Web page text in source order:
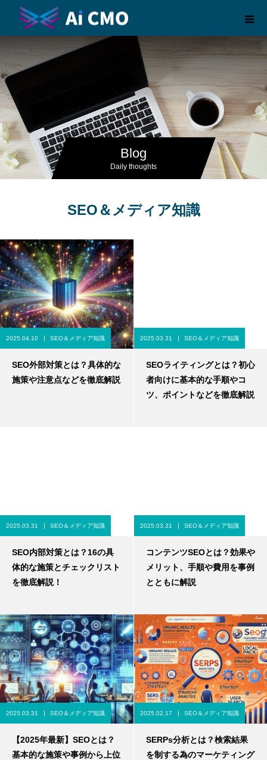
Blog
Daily thoughts
SEO＆メディア知識
2025.04.10 SEO＆メディア知識
SEO外部対策とは？具体的な
施策や注意点などを徹底解説
2025.03.31 SEO＆メディア知識
SEOライティングとは？初心
者向けに基本的な手順やコ
ツ、ポイントなどを徹底解説
2025.03.31 SEO＆メディア知識
SEO内部対策とは？16の具
体的な施策とチェックリスト
を徹底解説！
2025.03.31 SEO＆メディア知識
コンテンツSEOとは？効果や
メリット、手順や費用を事例
とともに解説
2025.03.31 SEO＆メディア知識
【2025年最新】SEOとは？
基本的な施策や事例から上位
2025.02.17 SEO＆メディア知識
SERPs分析とは？検索結果
を制する為のマーケティング